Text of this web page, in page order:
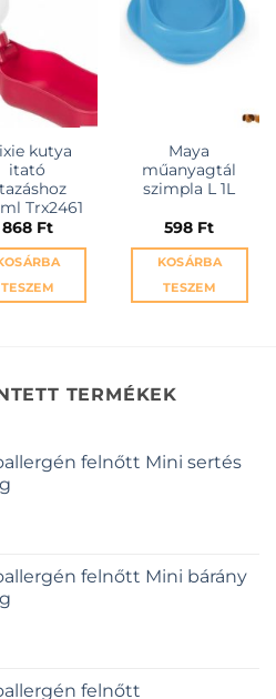
kutya
itató
Trx2461
868 Ft
TESZEM
Maya
műanyagtál
szimpla L 1L
598 Ft
KOSÁRBA
TESZEM
TERMÉKEK
felnőtt Mini sertés
felnőtt Mini bárány
felnőtt